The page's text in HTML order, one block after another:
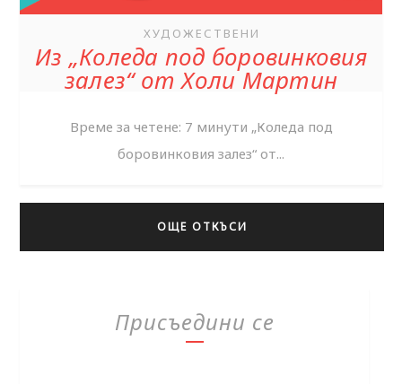
ХУДОЖЕСТВЕНИ
Из „Коледа под боровинковия
залез“ от Холи Мартин
Време за четене: 7 минути „Коледа под
боровинковия залез“ от...
ОЩЕ ОТКЪСИ
Присъедини се